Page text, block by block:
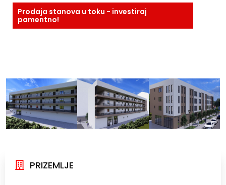
Prodaja stanova u toku - investiraj
pamentno!
PRIZEMLJE